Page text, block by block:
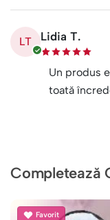
LT Lidia T.
Un produs
toată
Completează
Favorit